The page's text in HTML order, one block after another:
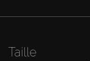
Taille